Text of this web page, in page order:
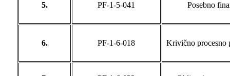
5. PF-1-5-041 Posebno
6. PF-1-6-018 Krivično procesno